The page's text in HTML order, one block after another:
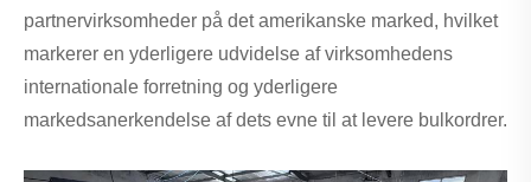
partnervirksomheder på det amerikanske marked, hvilket
markerer en yderligere udvidelse af virksomhedens
internationale forretning og yderligere
markedsanerkendelse af dets evne til at levere bulkordrer.